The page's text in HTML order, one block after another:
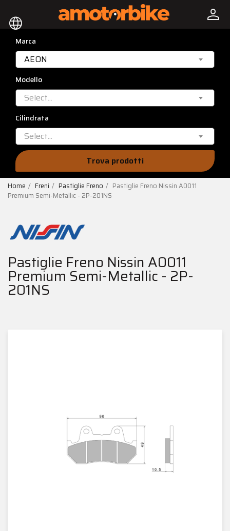
language person
Marca
AEON
Modello
Select...
Cilindrata
Select...
Trova prodotti
Home Freni Pastiglie Freno
Pastiglie Freno Nissin A0011
Premium Semi-Metallic - 2P-201NS
Pastiglie Freno Nissin A0011
Premium Semi-Metallic - 2P-
201NS